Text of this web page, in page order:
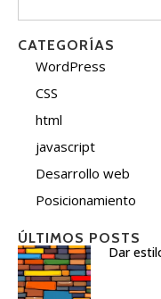
CATEGORÍAS
WordPress
CSS
html
javascript
Desarrollo web
Posicionamiento
ÚLTIMOS POSTS
Dar